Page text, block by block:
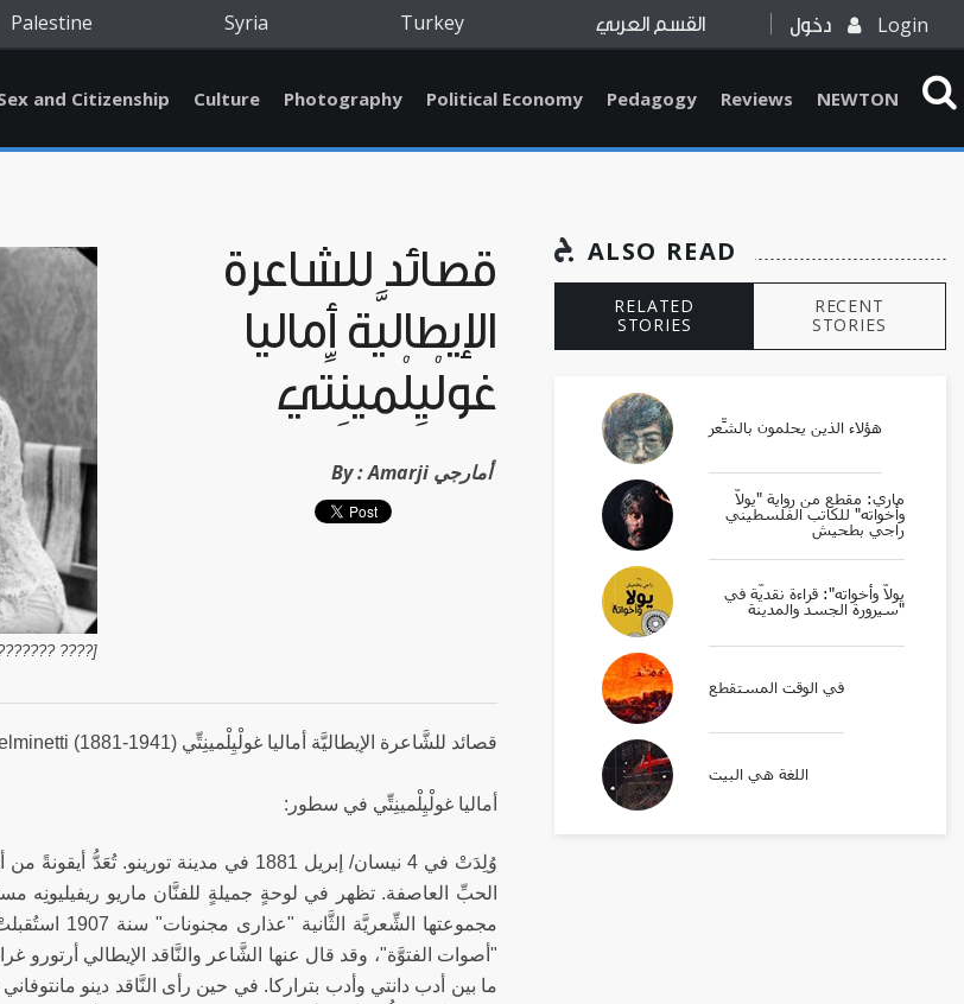
Palestine Syria Turkey القسم العربي دخول Login
and Citizenship Culture Photography Political Economy Pedagogy Reviews NEWTON
قصائد للشَّاعرة
الإيطاليَّة أماليا
غولْيِلْمينِتِّي
By : Amarji أمارجي
قصائد للشَّاعرة الإيطاليَّة أماليا غولْيِلْمينِتِّي Amalia Guglielminetti (1881-1941)
أماليا غولْيِلْمينِتِّي في سطور:
وُلِدَتْ في 4 نيسان/ إبريل 1881 في مدينة
الحبِّ العاصفة. تظهر في لوحةٍ جميلةٍ للفنَّان ماريو
مجموعتها
"أصوات الفتوَّة"، وقد قال عنها الشَّاعر والنَّاقد الإيطالي أرتورو
ما بين أدب دانتي وأدب بتراركا. في حين رأى النَّاقد دينو
ALSO READ
RELATED
STORIES
RECENT
STORIES
هؤلاء الذين يحلمون بالشِّعر
ماري: مقطع من رواية "يولّا
وأخواته" للكاتب الفلسطيني
راجي بطحيش
يولّا وأخواته": قراءة نقديّة في
سيرورة الجسد والمدينة"
في الوقت المستقطع
اللغة هي البيت